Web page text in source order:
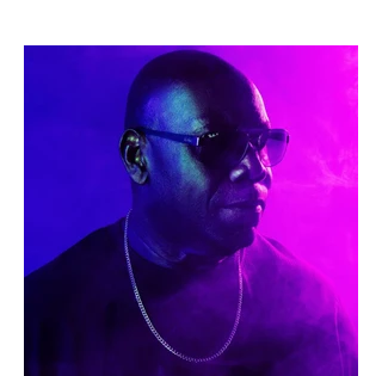
experiencia del cáncer de mama y a sus
familias, además de impulsar la detección
temprana, porque la información también
es una forma de acompañar. Con este
propósito, la Corporación realizará la 17ª
Corrida por la Vida, e